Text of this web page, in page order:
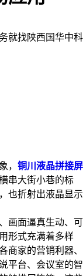
就找陕西国华中科
， 铜川液晶拼接屏
串大街小巷的标
也折射出液晶显示
画面逼真生动、可
形式充满着多样
商家的营销利器、
平台、会议室的智